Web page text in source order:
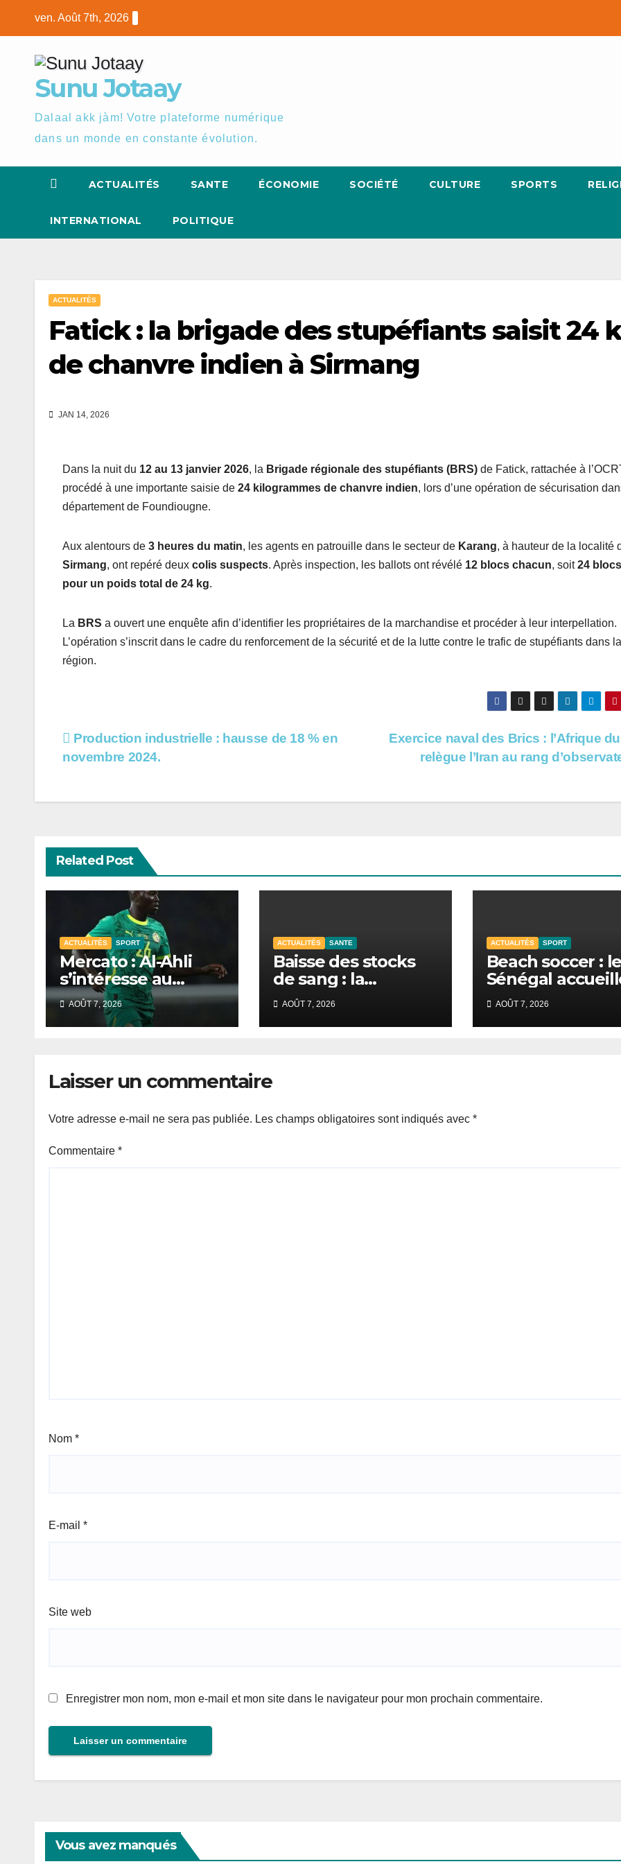
ven. Août 7th, 2026
Sunu Jotaay
Dalaal akk jàm! Votre plateforme numérique
dans un monde en constante évolution.
ACTUALITÉS SANTE ÉCONOMIE SOCIÉTÉ CULTURE SPORTS
INTERNATIONAL POLITIQUE
ACTUALITÉS
Fatick : la brigade des stupéfiants saisit 24
de chanvre indien à Sirmang
JAN 14, 2026
Dans la nuit du 12 au 13 janvier 2026, la Brigade régionale des stupéfiants (BRS) de Fatick, rattachée à
procédé à une importante saisie de 24 kilogrammes de chanvre indien, lors d’une opération de sécurisation
département de Foundiougne.
Aux alentours de 3 heures du matin, les agents en patrouille dans le secteur de Karang, à hauteur de la localité
Sirmang, ont repéré deux colis suspects. Après inspection, les ballots ont révélé 12 blocs chacun, soit24 blocs
pour un poids total de 24 kg.
La BRS a ouvert une enquête afin d’identifier les propriétaires de la marchandise et procéder à leur interpellation.
L’opération s’inscrit dans le cadre du renforcement de la sécurité et de la lutte contre le trafic de stupéfiants dans la
région.
Navigation
l’article
Exercice naval des Brics : l’Afrique
relègue l’Iran au rang
Production industrielle : hausse de 18 % en
novembre 2024.
Related Post
ACTUALITÉS SPORT
Mercato : Al-Ahli
s’intéresse au
Sénégalais Pape
Guèye
AOÛT 7, 2026
ACTUALITÉS SANTE
Baisse des stocks
de sang : la
mobilisation
s’intensifie au CNTS
de Dakar.
AOÛT 7, 2026
ACTUALITÉS SPORT
Beach soccer : le
Sénégal
la CAN 2026 à
Dakar.
AOÛT 7, 2026
Laisser un commentaire
Votre adresse e-mail ne sera pas publiée. Les champs obligatoires sont indiqués avec *
Commentaire *
Nom *
E-mail *
Site web
Enregistrer mon nom, mon e-mail et mon site dans le navigateur pour mon prochain commentaire.
Vous avez manqués